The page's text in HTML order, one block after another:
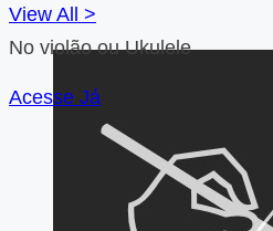
No violão ou Ukulele
Acesse Já
View All >